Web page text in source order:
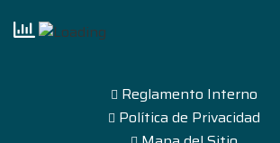
Reglamento Interno
Política de Privacidad